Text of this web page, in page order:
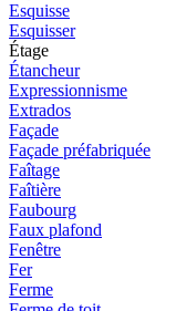
Esquisse
Esquisser
Étage
Étancheur
Expressionnisme
Extrados
Façade
Façade préfabriquée
Faîtage
Faîtière
Faubourg
Faux plafond
Fenêtre
Fer
Ferme